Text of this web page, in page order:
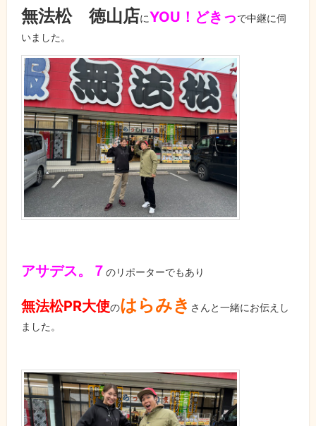
無法松 徳山店にYOU！どきっで中継に伺
いました。
アサデス。７ のリポーターでもあり
無法松PR大使のはらみき さんと一緒にお伝えし
ました。